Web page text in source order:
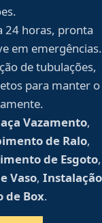
24 horas, pronta
em emergências.
de tubulações,
para manter o
Vazamento,
de Ralo,
de Esgoto,
Vaso, Instalação
de Box.